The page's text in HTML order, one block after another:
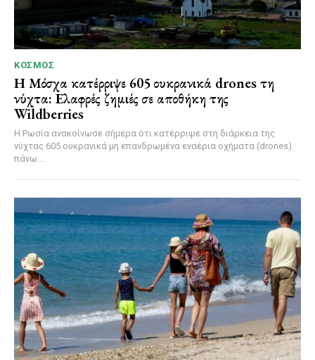
ΚΌΣΜΟΣ
Η Μόσχα κατέρριψε 605 ουκρανικά drones τη
νύχτα: Ελαφρές ζημιές σε αποθήκη της
Wildberries
Η Ρωσία ανακοίνωσε σήμερα ότι κατέρριψε στη διάρκεια της
νύχτας 605 ουκρανικά μη επανδρωμένα εναέρια οχήματα (drones)
πάνω...